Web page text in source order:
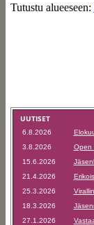
Tutustu alueeseen:
UUTISET
6.8.2026
3.8.2026
Open
15.6.2026
21.4.2026
25.3.2026
18.3.2026
27.1.2026